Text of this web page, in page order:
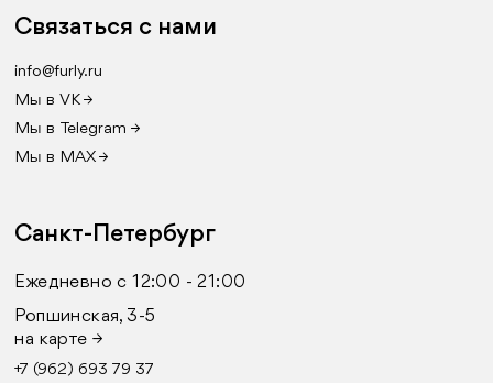
Связаться с нами
info@furly.ru
Мы в VK →
Мы в Telegram →
Мы в MAX →
Санкт-Петербург
Ежедневно с 12:00 - 21:00
Ропшинская, 3-5
на карте →
+7 (962) 693 79 37